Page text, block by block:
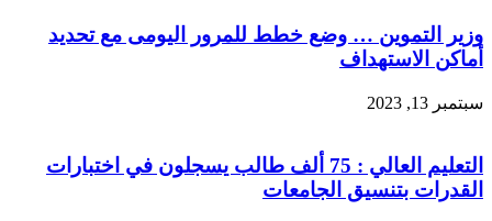
وزير التموين … وضع خطط للمرور اليومى مع تحديد
أماكن الاستهداف
سبتمبر 13, 2023
التعليم العالي : 75 ألف طالب يسجلون في اختبارات
القدرات بتنسيق الجامعات